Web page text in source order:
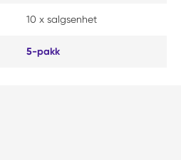
10 x salgsenhet
5-pakk